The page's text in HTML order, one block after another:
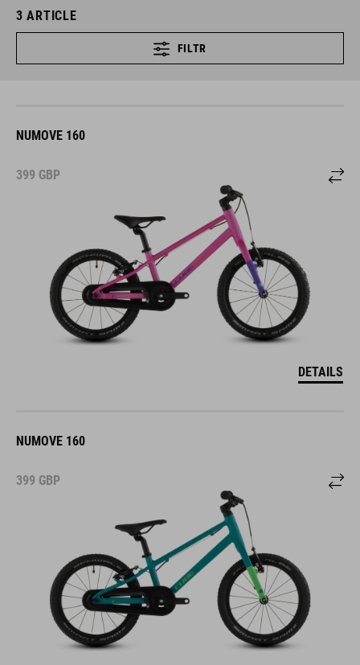
3 ARTICLE
FILTR
NUMOVE 160
399 GBP
DETAILS
NUMOVE 160
399 GBP